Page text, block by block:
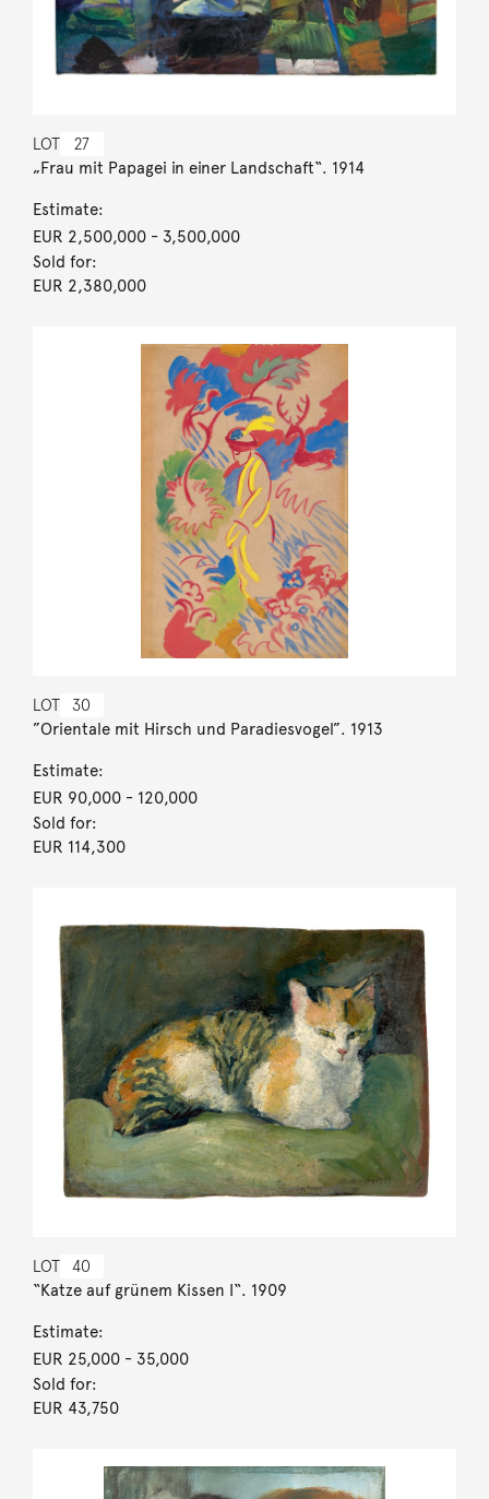
LOT 27
„Frau mit Papagei in einer Landschaft“. 1914
Estimate:
EUR 2,500,000- 3,500,000
Sold for:
EUR 2,380,000
LOT 30
”Orientale mit Hirsch und Paradiesvogel”. 1913
Estimate:
EUR 90,000- 120,000
Sold for:
EUR 114,300
LOT 40
“Katze auf grünem Kissen I“. 1909
Estimate:
EUR 25,000- 35,000
Sold for:
EUR 43,750